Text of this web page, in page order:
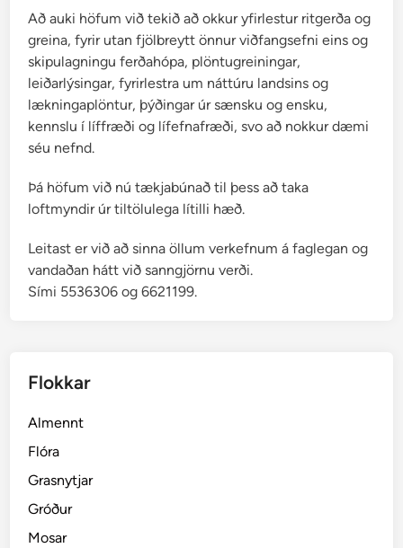
Að auki höfum við tekið að okkur yfirlestur ritgerða og
greina, fyrir utan fjölbreytt önnur viðfangsefni eins og
skipulagningu ferðahópa, plöntugreiningar,
leiðarlýsingar, fyrirlestra um náttúru landsins og
lækningaplöntur, þýðingar úr sænsku og ensku,
kennslu í líffræði og lífefnafræði, svo að nokkur dæmi
séu nefnd.
Þá höfum við nú tækjabúnað til þess að taka
loftmyndir úr tiltölulega lítilli hæð.
Leitast er við að sinna öllum verkefnum á faglegan og
vandaðan hátt við sanngjörnu verði.
Sími 5536306 og 6621199.
Flokkar
Almennt
Flóra
Grasnytjar
Gróður
Mosar